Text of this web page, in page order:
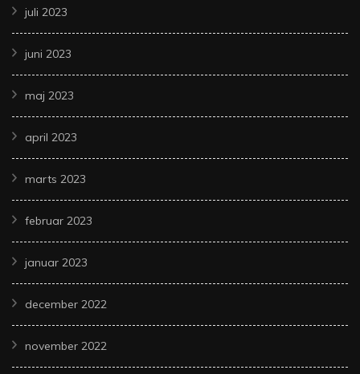
juli 2023
juni 2023
maj 2023
april 2023
marts 2023
februar 2023
januar 2023
december 2022
november 2022